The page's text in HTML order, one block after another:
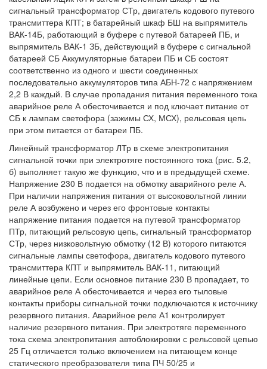
сигнальный трансформатор СТр, двигатель кодового путевого
трансмиттера КПТ; в батарейный шкаф БШ на выпрямитель
ВАК-14Б, работающий в буфере с путевой батареей ПБ, и
выпрямитель ВАК-1 ЗБ, действующий в буфере с сигнальной
батареей СБ Аккумуляторные батареи ПБ и СБ состоят
соответственно из одного и шести соединенных
последовательно аккумуляторов типа АБН-72 с напряжением
2,2 В каждый. В случае пропадания питания переменного тока
аварийное реле А обесточивается и под ключает питание от
СБ к лампам светофора (зажимы СХ, МСХ), рельсовая цепь
при этом питается от батареи ПБ.
Линейный трансформатор ЛТр в схеме электропитания
сигнальной точки при электротяге постоянного тока (рис. 5.2,
б) выполняет такую же функцию, что и в предыдущей схеме.
Напряжение 230 В подается на обмотку аварийного реле А.
При наличии напряжения питания от высоковольтной линии
реле А возбужено и через его фронтовые контакты
напряжение питания подается на путевой трансформатор
ПТр, питающий рельсовую цепь, сигнальный трансформатор
СТр, через низковольтную обмотку (12 В) которого питаются
сигнальные лампы светофора, двигатель кодового путевого
трансмиттера КПТ и выпрямитель ВАК-11, питающий
линейные цепи. Если основное питание 230 В пропадает, то
аварийное реле А обесточивается и через его тыловые
контакты приборы сигнальной точки подключаются к источнику
резервного питания. Аварийное реле А1 контролирует
наличие резервного питания. При электротяге переменного
тока схема электропитания автоблокировки с рельсовой цепью
25 Гц отличается только включением на питающем конце
статического преобразователя типа ПЧ 50/25 и